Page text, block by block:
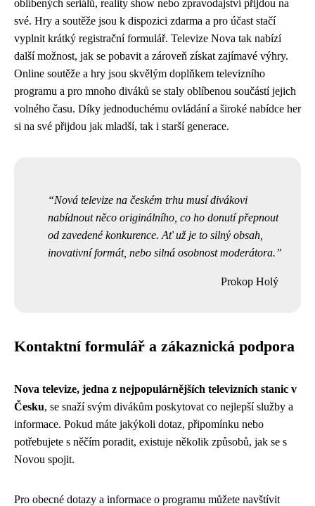
oblíbených seriálů, reality show nebo zpravodajství přijdou na
své. Hry a soutěže jsou k dispozici zdarma a pro účast stačí
vyplnit krátký registrační formulář. Televize Nova tak nabízí
další možnost, jak se pobavit a zároveň získat zajímavé výhry.
Online soutěže a hry jsou skvělým doplňkem televizního
programu a pro mnoho diváků se staly oblíbenou součástí jejich
volného času. Díky jednoduchému ovládání a široké nabídce her
si na své přijdou jak mladší, tak i starší generace.
Nová televize na českém trhu musí divákovi
nabídnout něco originálního, co ho donutí přepnout
od zavedené konkurence. Ať už je to silný obsah,
inovativní formát, nebo silná osobnost moderátora.
Prokop Holý
Kontaktní formulář a zákaznická podpora
Nova televize, jedna z nejpopulárnějších televizních stanic v
Česku, se snaží svým divákům poskytovat co nejlepší služby a
informace. Pokud máte jakýkoli dotaz, připomínku nebo
potřebujete s něčím poradit, existuje několik způsobů, jak se s
Novou spojit.
Pro obecné dotazy a informace o programu můžete navštívit